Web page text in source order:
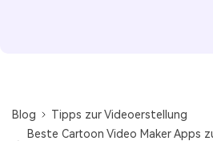
Blog
Tipps zur Videoerstellung
Beste Cartoon Video Maker Apps